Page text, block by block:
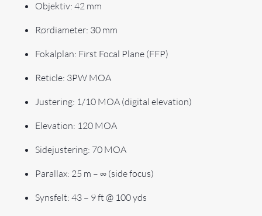
Objektiv: 42 mm
Rørdiameter: 30 mm
Fokalplan: First Focal Plane (FFP)
Reticle: 3PW MOA
Justering: 1/10 MOA (digital elevation)
Elevation: 120 MOA
Sidejustering: 70 MOA
Parallax: 25 m – ∞ (side focus)
Synsfelt: 43 – 9 ft @ 100 yds